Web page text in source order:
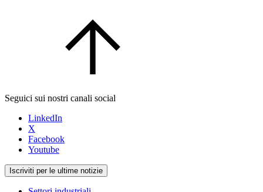
Seguici sui nostri canali social
LinkedIn
X
Facebook
Youtube
Iscriviti per le ultime notizie